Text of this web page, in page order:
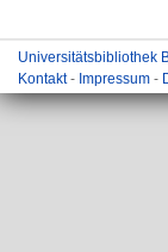
Universitätsbibliothek
Kontakt- Impressum -